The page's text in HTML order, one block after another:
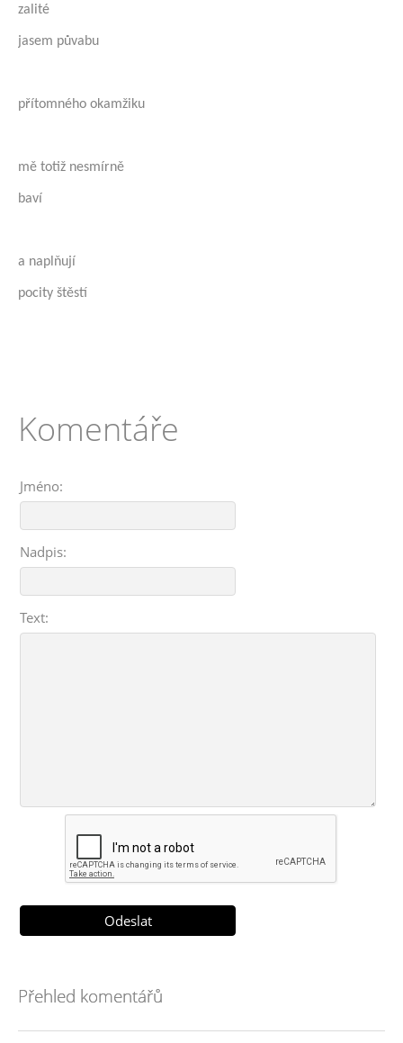
zalité
jasem půvabu
přítomného okamžiku
mě totiž nesmírně
baví
a naplňují
pocity štěstí
Komentáře
Jméno:
Nadpis:
Text:
Přehled komentářů